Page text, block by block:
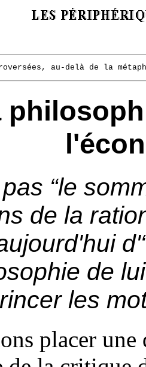
au-delà de la
“le
de la
de
les
placer une